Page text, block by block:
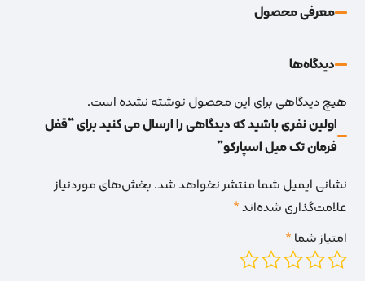
معرفی محصول
دیدگاه‌‌ها
هیچ دیدگاهی برای این محصول نوشته نشده است.
اولین نفری باشید که دیدگاهی را ارسال می کنید برای “قفل
فرمان تک میل اسپارکو”
نشانی ایمیل شما منتشر نخواهد شد.بخش‌های موردنیاز
علامت‌گذاری شده‌اند*
امتیاز شما*